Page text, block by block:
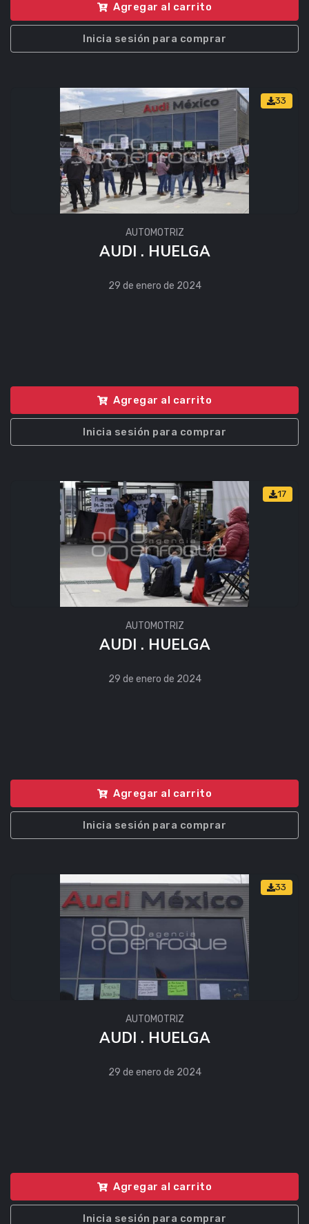
Agregar al carrito
Inicia sesión para comprar
33
AUTOMOTRIZ
AUDI . HUELGA
29 de enero de 2024
Agregar al carrito
Inicia sesión para comprar
17
AUTOMOTRIZ
AUDI . HUELGA
29 de enero de 2024
Agregar al carrito
Inicia sesión para comprar
33
AUTOMOTRIZ
AUDI . HUELGA
29 de enero de 2024
Agregar al carrito
Inicia sesión para comprar